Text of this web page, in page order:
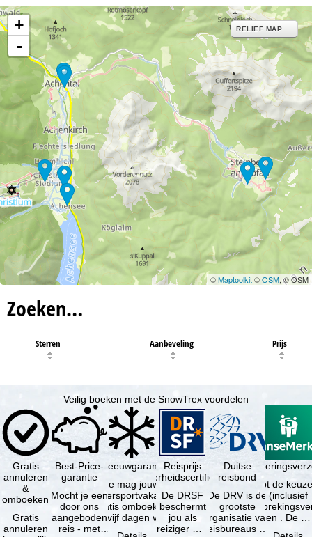
+
-
RELIEF MAP
©Maptoolkit©OSM, © OSM
Zoeken…
Sterren Aanbeveling Prijs
Veilig boeken met de SnowTrex voordelen
Gratis
annuleren
&
omboeken
Gratis
annuleren
Best-Price-
garantie
Mocht je een
door ons
aangeboden
reis - met
Sneeuwgarantie
Je mag jouw
wintersportvakantie
gratis omboeken
als vijf dagen voor
Reisprijs
zekerheidscertificaat
De DRSF
beschermt
jou als
reiziger met
Duitse
reisbond
De DRV is de
grootste
organisatie van
reisbureaus en
Je hebt de
(inclusief
en . De …